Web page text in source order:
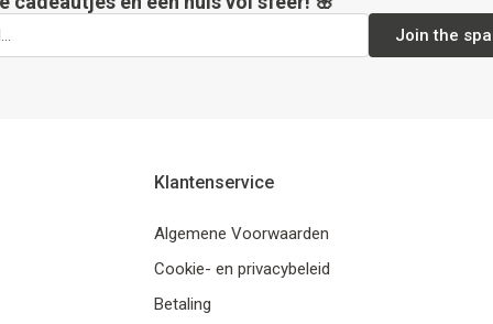
Join the
Klantenservice
Algemene Voorwaarden
Cookie- en privacybeleid
Betaling